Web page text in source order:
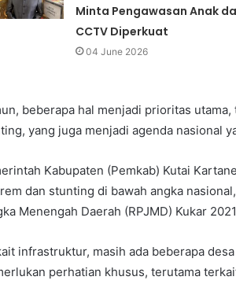
Minta Pengawasan Anak
CCTV Diperkuat
04 June 2026
beberapa hal menjadi prioritas
yang juga menjadi agenda nasional
Kabupaten (Pemkab) Kutai
dan stunting di bawah angka
Menengah Daerah (RPJMD) Kukar
infrastruktur, masih ada beberapa
perhatian khusus, terutama